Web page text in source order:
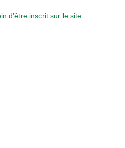
d’être inscrit sur le site.....